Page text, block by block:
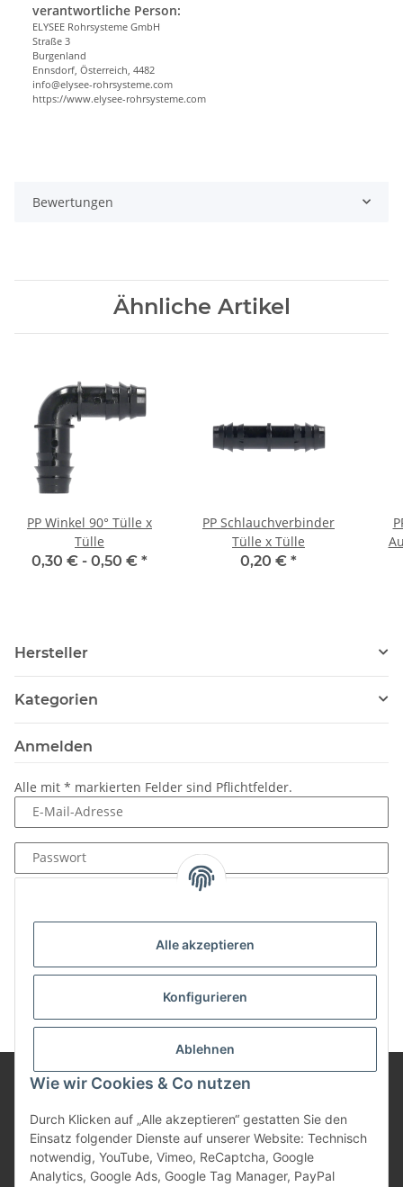
Alle akzeptieren
Konfigurieren
Ablehnen
Wie wir Cookies & Co nutzen
Durch Klicken auf „Alle akzeptieren“ gestatten Sie den
Einsatz folgender Dienste auf unserer Website: Technisch
notwendig, YouTube, Vimeo, ReCaptcha, Google
Analytics, Google Ads, Google Tag Manager, PayPal
verantwortliche Person:
ELYSEE Rohrsysteme GmbH
Straße 3
Burgenland
Ennsdorf, Österreich, 4482
info@elysee-rohrsysteme.com
https://www.elysee-rohrsysteme.com
Bewertungen
Ähnliche Artikel
PP Winkel 90° Tülle x
Tülle
0,30 € - 0,50 € *
PP Schlauchverbinder
Tülle x Tülle
0,20 € *
Hersteller
Kategorien
Anmelden
Alle mit * markierten Felder sind Pflichtfelder.
E-Mail-Adresse
Passwort
Neu hier?Jetzt registrieren!
Informationen
Gesetzliche Informationen